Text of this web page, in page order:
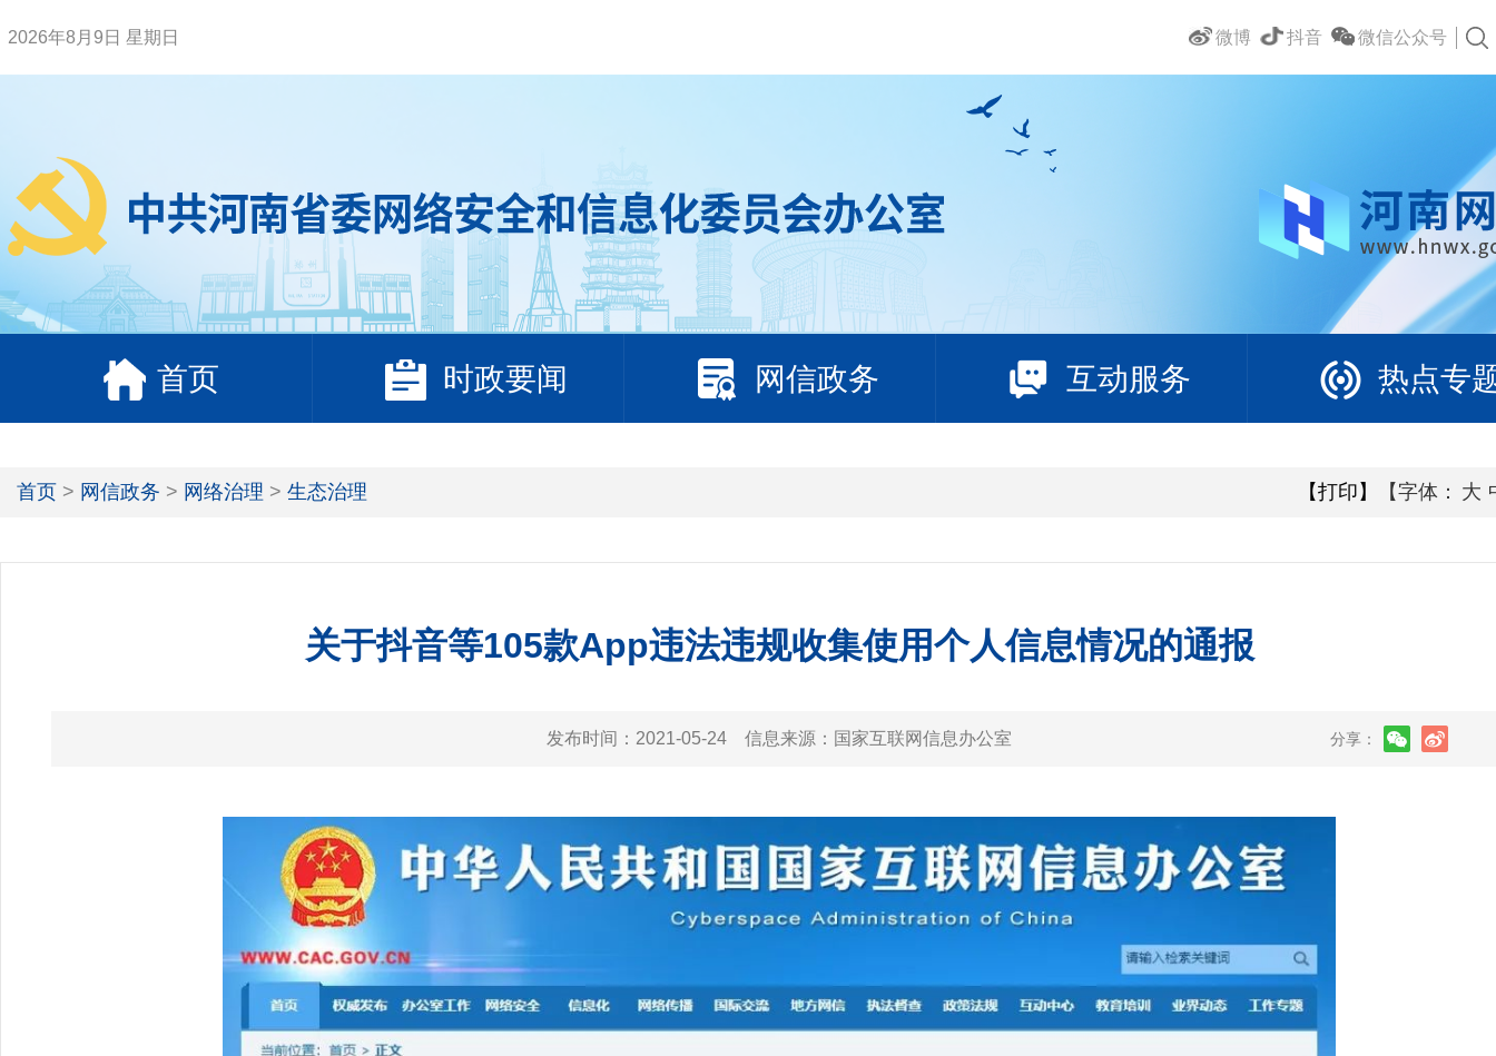
2026年8月9日 星期日 微信公众号
抖音
微博
首页 时政要闻 网信政务 互动服务 热点专
首页 > 网信政务 > 网络治理 > 生态治理 【打印】 【字体： 大
关于抖音等105款App违法违规收集使用个人信息情况的通报
发布时间： 2021-05-24 信息来源： 国家互联网信息办公室 分享：